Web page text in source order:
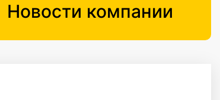
Новости компании